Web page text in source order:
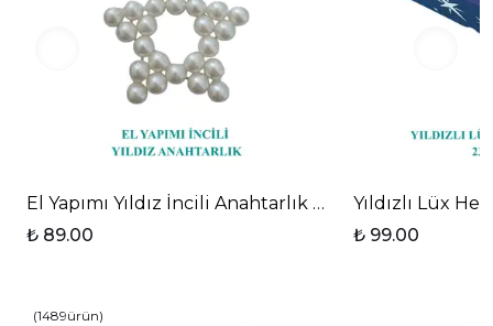
Sevdiklerinize veya kendinize anlamlı bir hediye
arıyorsanız, bu bilek destekli mause ped
mükemmel bir seçimdir.
Çiçekler temalı baskılı bilek destekli mause ped,
çalışma alanınızı dönüştürür.
El Yapımı Yıldız İncili Anahtarlık Beyaz
₺ 89.00
Yıldızlı Lüx
₺ 99.00
(1489ürün)